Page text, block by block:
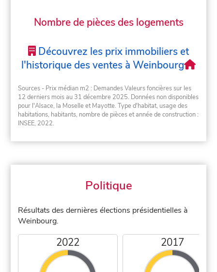
Nombre de pièces des logements
Découvrez les prix immobiliers et
l'historique des ventes à Weinbourg
Sources - Prix médian m2 : Demandes Valeurs foncières sur les
12 derniers mois au 31 décembre 2025. Données non disponibles
pour l'Alsace, la Moselle et Mayotte. Type d'habitat, usage des
habitations, habitants, nombre de pièces et année de construction :
INSEE, 2022.
Politique
Résultats des dernières élections présidentielles à
Weinbourg.
2022 2017